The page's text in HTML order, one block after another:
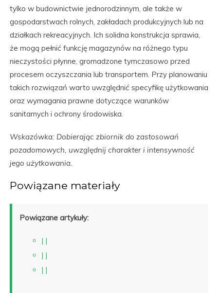
tylko w budownictwie jednorodzinnym, ale także w
gospodarstwach rolnych, zakładach produkcyjnych lub na
działkach rekreacyjnych. Ich solidna konstrukcja sprawia,
że mogą pełnić funkcję magazynów na różnego typu
nieczystości płynne, gromadzone tymczasowo przed
procesem oczyszczania lub transportem. Przy planowaniu
takich rozwiązań warto uwzględnić specyfikę użytkowania
oraz wymagania prawne dotyczące warunków
sanitarnych i ochrony środowiska.
Wskazówka: Dobierając zbiornik do zastosowań
pozadomowych, uwzględnij charakter i intensywność
jego użytkowania.
Powiązane materiały
Powiązane artykuły:
| |
| |
| |